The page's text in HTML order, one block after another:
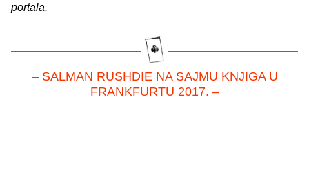
portala.
– SALMAN RUSHDIE NA SAJMU KNJIGA U
FRANKFURTU 2017. –